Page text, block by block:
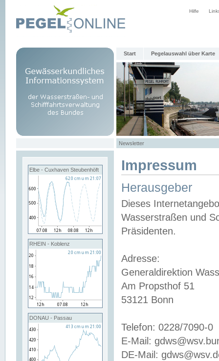
Hilfe
Start Pegelauswahl über Karte
Newsletter
Elbe - Cuxhaven Steubenhöft
RHEIN - Koblenz
DONAU - Passau
Impressum
Herausgeber
Dieses
Wasserstraßen und
Präsidenten.
Adresse:
Generaldirektion
Am Propsthof 51
53121 Bonn
Telefon: 0228/7090-0
E-Mail:
DE-Mail: